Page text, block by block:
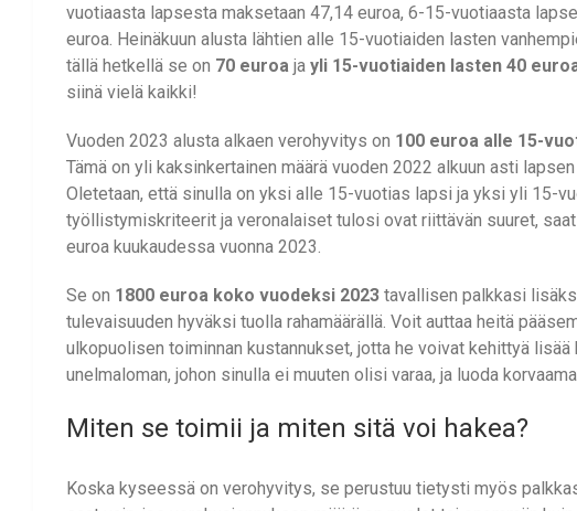
vuotiaasta lapsesta maksetaan 47,14 euroa, 6-15-vuotiaasta
euroa. Heinäkuun alusta lähtien alle 15-vuotiaiden lasten
tällä hetkellä se on 70 euroa ja yli 15-vuotiaiden lasten 40
siinä vielä kaikki!
Vuoden 2023 alusta alkaen verohyvitys on 100 euroa alle 15-
Tämä on yli kaksinkertainen määrä vuoden 2022 alkuun asti
Oletetaan, että sinulla on yksi alle 15-vuotias lapsi ja yksi yli 15-
työllistymiskriteerit ja veronalaiset tulosi ovat riittävän suuret,
euroa kuukaudessa vuonna 2023.
Se on 1800 euroa koko vuodeksi 2023 tavallisen palkkasi
tulevaisuuden hyväksi tuolla rahamäärällä. Voit auttaa heitä
ulkopuolisen toiminnan kustannukset, jotta he voivat kehittyä
unelmaloman, johon sinulla ei muuten olisi varaa, ja luoda
Miten se toimii ja miten sitä voi hakea?
Koska kyseessä on verohyvitys, se perustuu tietysti myös